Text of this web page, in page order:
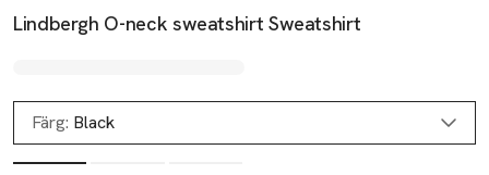
Lindbergh O-neck sweatshirt Sweatshirt
Färg: Black